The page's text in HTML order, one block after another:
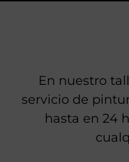
En nuestro
servicio de
hasta en 24